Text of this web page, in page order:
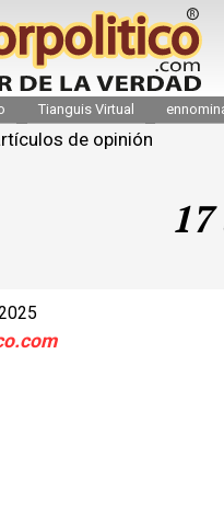
Tianguis Virtual
de opinión